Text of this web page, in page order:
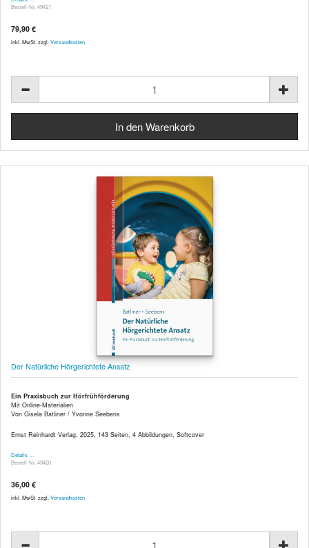
Bestell-Nr. 49421
79,90 €
inkl. MwSt. zzgl. Versandkosten
Der Natürliche Hörgerichtete Ansatz
Ein Praxisbuch zur Hörfrühförderung
Mit Online-Materialien
Von Gisela Batliner / Yvonne Seebens
Ernst Reinhardt Verlag, 2025, 143 Seiten, 4 Abbildungen, Softcover
Details …
Bestell-Nr. 49420
36,00 €
inkl. MwSt. zzgl. Versandkosten